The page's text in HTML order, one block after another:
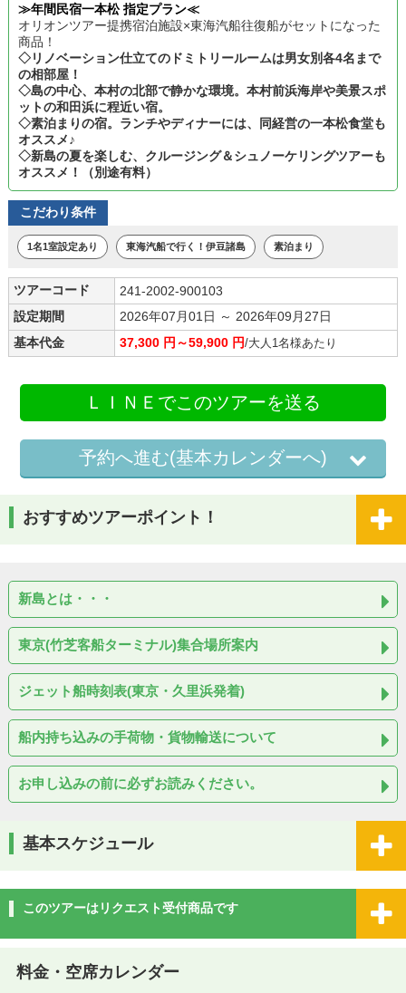
≫年間民宿一本松 指定プラン≪
オリオンツアー提携宿泊施設×東海汽船往復船がセットになった
商品！
◇リノベーション仕立てのドミトリールームは男女別各4名まで
の相部屋！
◇島の中心、本村の北部で静かな環境。本村前浜海岸や美景スポ
ットの和田浜に程近い宿。
◇素泊まりの宿。ランチやディナーには、同経営の一本松食堂も
オススメ♪
◇新島の夏を楽しむ、クルージング＆シュノーケリングツアーも
オススメ！（別途有料）
こだわり条件
1名1室設定あり 東海汽船で行く！伊豆諸島 素泊まり
ツアーコード
241-2002-900103
設定期間
2026年07月01日 ～ 2026年09月27日
基本代金
37,300 円～59,900 円/大人1名様あたり
ＬＩＮＥでこのツアーを送る
予約へ進む(基本カレンダーへ)
おすすめツアーポイント！
新島とは・・・
東京(竹芝客船ターミナル)集合場所案内
ジェット船時刻表(東京・久里浜発着)
船内持ち込みの手荷物・貨物輸送について
お申し込みの前に必ずお読みください。
基本スケジュール
このツアーはリクエスト受付商品です
料金・空席カレンダー